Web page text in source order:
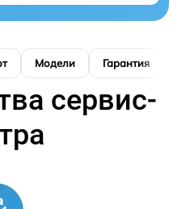
Модели Гарантия
сервис-